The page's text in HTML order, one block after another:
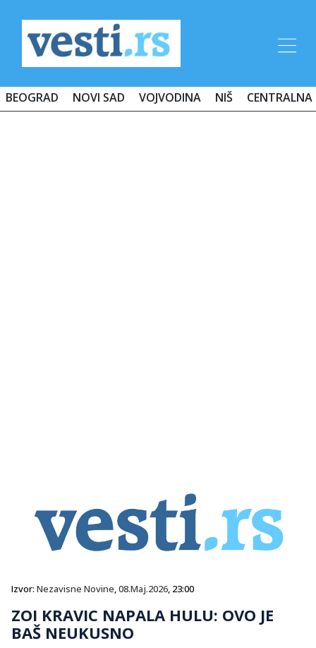
BEOGRAD NOVI SAD VOJVODINA NIŠ CENTRALNA
Izvor: Nezavisne Novine,08.Maj.2026, 23:00
ZOI KRAVIC NAPALA HULU: OVO JE
BAŠ NEUKUSNO